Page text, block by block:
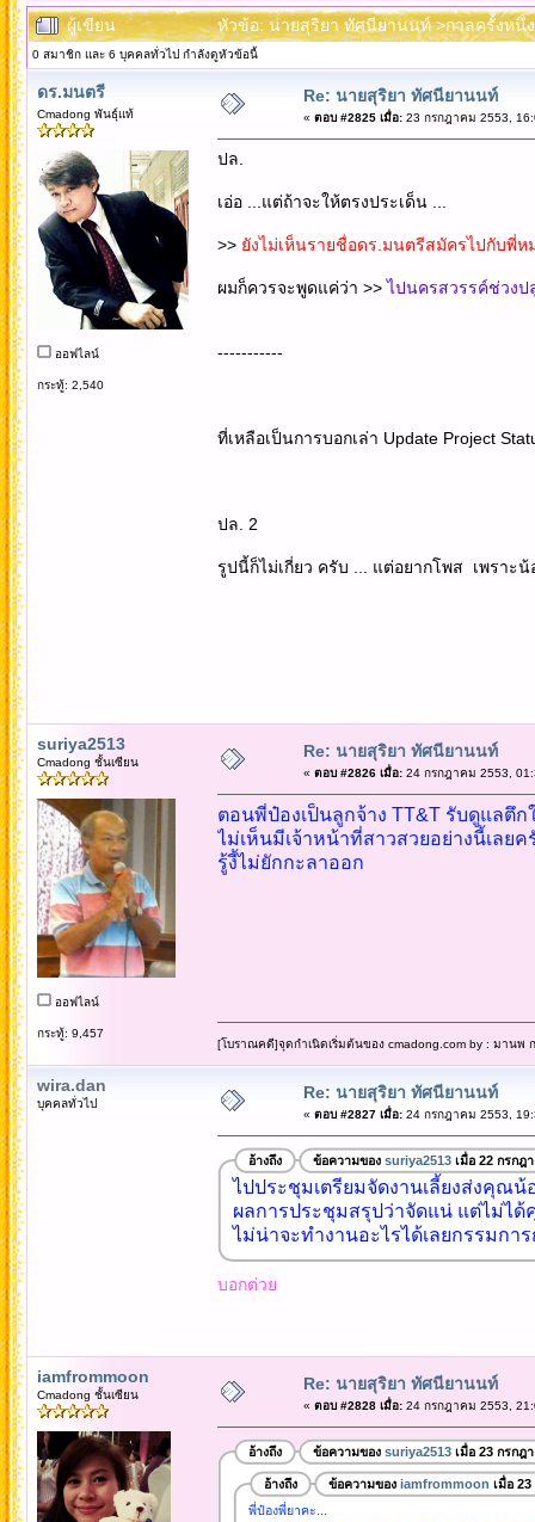
ผู้เขียน หัวข้อ: นายสุริยา ทัศนียานนท์ >กาลครั้งหนึ่
0 สมาชิก และ 6 บุคคลทั่วไป กำลังดูหัวข้อนี้
ดร.มนตรี
Cmadong พันธุ์แท้
ออฟไลน์
กระทู้: 2,540
Re: นายสุริยา ทัศนียานนท์
« ตอบ #2825 เมื่อ:23 กรกฎาคม 2553,
ปล.
เอ่อ ...แต่ถ้าจะให้ตรงประเด็น ...
>> ยังไม่เห็นรายชื่อดร.มนตรีสมัครไปกับพี่
ผมก็ควรจะพูดแค่ว่า >>ไปนครสวรรค์ช่วง
-----------
ที่เหลือเป็นการบอกเล่า Update Project
ปล. 2
รูปนี้ก็ไม่เกี่ยว ครับ ... แต่อยากโพส เพราะน้
suriya2513
Cmadong ชั้นเซียน
ออฟไลน์
กระทู้: 9,457
Re: นายสุริยา ทัศนียานนท์
« ตอบ #2826 เมื่อ:24 กรกฎาคม 2553,
ตอนพี่ป๋องเป็นลูกจ้าง TT&T รับดูแลตึก
ไม่เห็นมีเจ้าหน้าที่สาวสวยอย่างนี้เลยค
รู้งี้ไม่ยักกะลาออก
[โบราณคดี]จุดกำเนิดเริ่มต้นของ cmadong.com by : มานพ
wira.dan
บุคคลทั่วไป
Re: นายสุริยา ทัศนียานนท์
« ตอบ #2827 เมื่อ:24 กรกฎาคม 2553,
อ้างถึง ข้อความของ suriya2513เมื่อ 22 กรกฎ
ไปประชุมเตรียมจัดงานเลี้ยงส่งคุณ
ผลการประชุมสรุปว่าจัดแน่ แต่ไม่ได้
ไม่น่าจะทำงานอะไรได้เลยกรรมกา
บอกต่วย
iamfrommoon
Cmadong ชั้นเซียน
Re: นายสุริยา ทัศนียานนท์
« ตอบ #2828 เมื่อ:24 กรกฎาคม 2553,
อ้างถึง ข้อความของ suriya2513เมื่อ 23 กรกฎ
อ้างถึง ข้อความของ iamfrommoon เมื่อ
พี่ป๋องพี่ยาคะ...